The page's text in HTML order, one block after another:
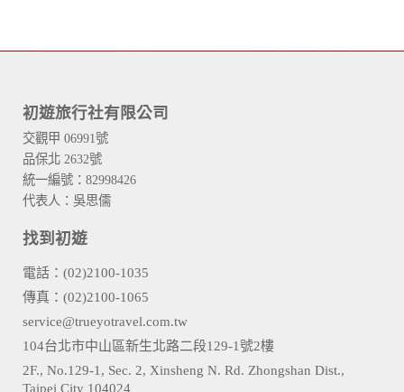
初遊旅行社有限公司
交觀甲 06991號
品保北 2632號
統一編號：82998426
代表人：吳思儒
找到初遊
電話：(02)2100-1035
傳真：(02)2100-1065
service@trueyotravel.com.tw
104台北市中山區新生北路二段129-1號2樓
2F., No.129-1, Sec. 2, Xinsheng N. Rd. Zhongshan Dist.,
Taipei City 104024